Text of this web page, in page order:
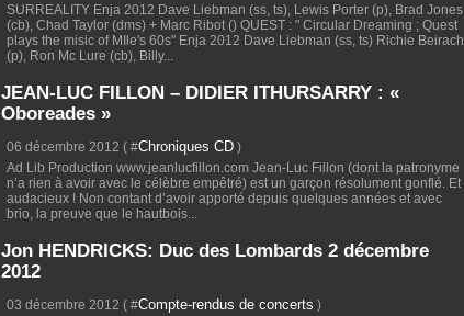
SURREALITY Enja 2012 Dave Liebman (ss, ts), Lewis Porter (p), Brad Jones
(cb), Chad Taylor (dms) + Marc Ribot () QUEST : " Circular Dreaming ; Quest
plays the misic of MIle's 60s" Enja 2012 Dave Liebman (ss, ts) Richie Beirach
(p), Ron Mc Lure (cb), Billy...
JEAN-LUC FILLON – DIDIER ITHURSARRY : «
Oboreades »
06 décembre 2012 ( #Chroniques CD )
Ad Lib Production www.jeanlucfillon.com Jean-Luc Fillon (dont la patronyme
n’a rien à avoir avec le célèbre empêtré) est un garçon résolument gonflé. Et
audacieux ! Non contant d’avoir apporté depuis quelques années et avec
brio, la preuve que le hautbois...
Jon HENDRICKS: Duc des Lombards 2 décembre
2012
03 décembre 2012 ( #Compte-rendus de concerts )